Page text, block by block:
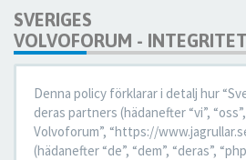
SVERIGES
VOLVOFORUM -
Denna policy förklarar i detalj hur
deras partners (hädanefter “vi”,
Volvoforum”, “https://
(hädanefter “de”, “dem”, “deras”,